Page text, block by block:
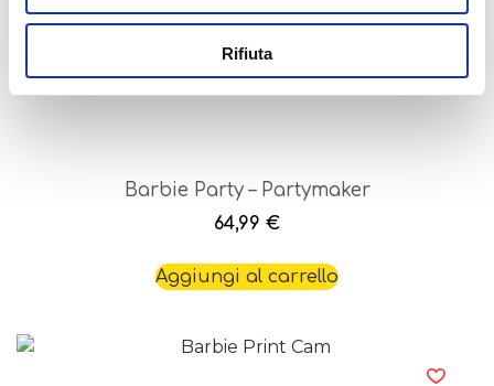
Rifiuta
Barbie Party – Partymaker
64,99 €
Aggiungi al carrello